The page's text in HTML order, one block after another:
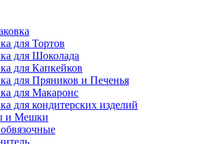
для Тортов
для Шоколада
для Капкейков
для Пряников и Печенья
для Макаронс
для кондитерских изделий
и Мешки